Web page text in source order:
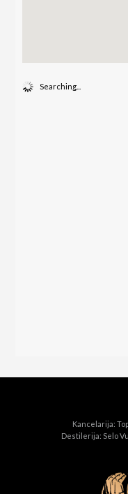
Searching...
Kancelarija:
Destilerija: Selo